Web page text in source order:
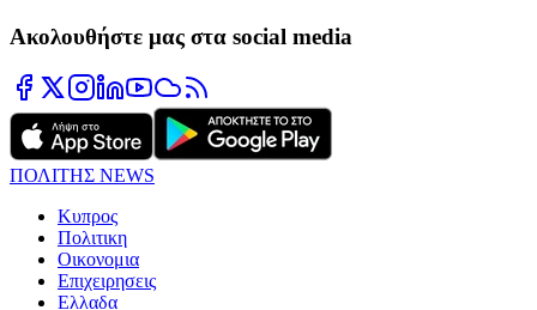
Ακολουθήστε μας στα social media
ΠΟΛΙΤΗΣ NEWS
Κυπρος
Πολιτικη
Οικονομια
Επιχειρησεις
Ελλαδα